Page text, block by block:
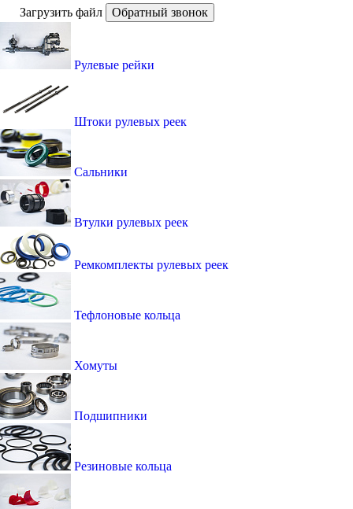
Загрузить файл
Обратный звонок
Рулевые рейки
Штоки рулевых реек
Сальники
Втулки рулевых реек
Ремкомплекты рулевых реек
Тефлоновые кольца
Хомуты
Подшипники
Резиновые кольца